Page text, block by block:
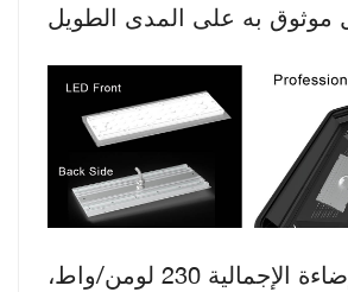
تبلغ كفاءة الإضاءة الإجمالية 230 لومن/واط،